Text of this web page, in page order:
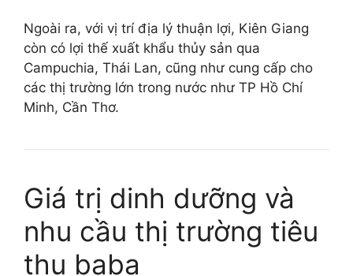
Ngoài ra, với vị trí địa lý thuận lợi, Kiên Giang
còn có lợi thế xuất khẩu thủy sản qua
Campuchia, Thái Lan, cũng như cung cấp cho
các thị trường lớn trong nước như TP Hồ Chí
Minh, Cần Thơ.
Giá trị dinh dưỡng và
nhu cầu thị trường tiêu
thụ baba